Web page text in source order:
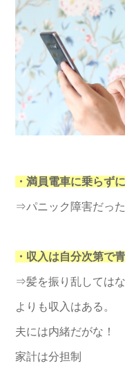
・満員電車に乗らず
⇒パニック障害だっ
・収入は自分次第で
⇒髪を振り乱しては
よりも収入はある。
夫には内緒だがな！
家計は分担制